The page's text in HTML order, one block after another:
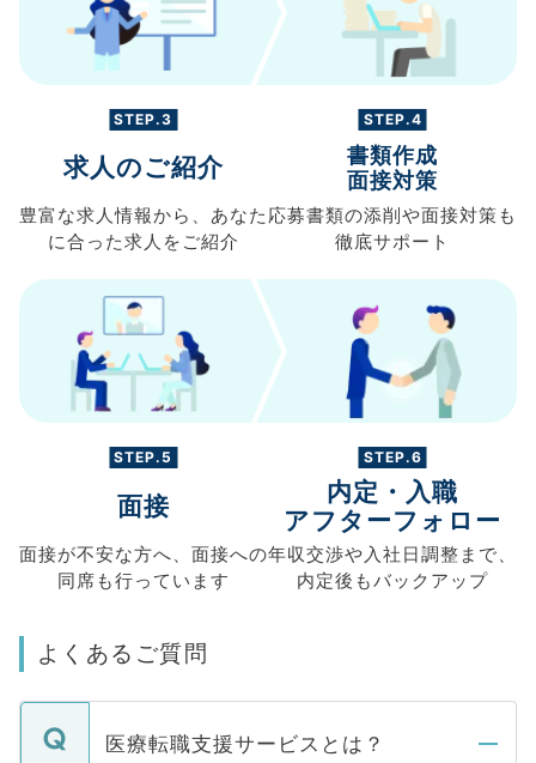
STEP.3
求人のご紹介
豊富な求人情報から、 あなた
に合った求人を ご紹介
STEP.4
書類作成
面接対策
応募書類の添削や面接対策も
徹底サポート
STEP.5
面接
面接が不安な方へ、 面接への
同席も行っています
STEP.6
内定・入職
アフターフォロー
年収交渉や入社日調整まで、
内定後もバックアップ
よくあるご質問
医療転職支援サービスとは？